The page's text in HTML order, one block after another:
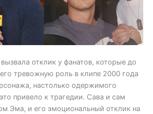
отклик у фанатов, которые до
тревожную роль в клипе 2000 года
настолько одержимого
привело к трагедии. Сава и сам
Эма, и его эмоциональный отклик на